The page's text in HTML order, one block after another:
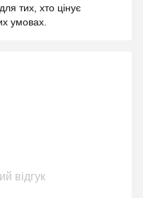
тих, хто цінує
умовах.
відгук